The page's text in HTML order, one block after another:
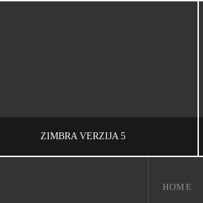
ZIMBRA VERZIJA 5
HOME